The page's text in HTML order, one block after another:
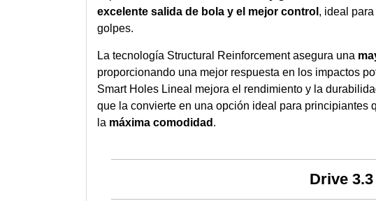
excelente salida de bola y el mejor control , ideal
golpes.
La tecnología Structural Reinforcement asegura una
proporcionando una mejor respuesta en los impactos
Smart Holes Lineal mejora el rendimiento y la
que la convierte en una opción ideal para principiantes
la máxima comodidad .
Drive